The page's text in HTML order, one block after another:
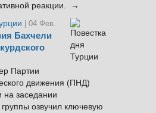
реакции. →
| 04 Фев.
Бахчели
Партии
движения (ПНД)
на заседании
озвучил ключевую